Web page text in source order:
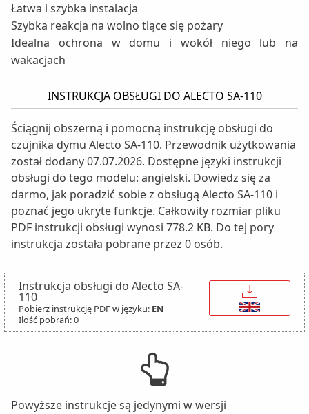
Łatwa i szybka instalacja
Szybka reakcja na wolno tlące się pożary
Idealna ochrona w domu i wokół niego lub na
wakacjach
INSTRUKCJA OBSŁUGI DO ALECTO SA-110
Ściągnij obszerną i pomocną instrukcję obsługi do
czujnika dymu Alecto SA-110. Przewodnik użytkowania
został dodany 07.07.2026. Dostępne języki instrukcji
obsługi do tego modelu: angielski. Dowiedz się za
darmo, jak poradzić sobie z obsługą Alecto SA-110 i
poznać jego ukryte funkcje. Całkowity rozmiar pliku
PDF instrukcji obsługi wynosi 778.2 KB. Do tej pory
instrukcja została pobrane przez 0 osób.
Instrukcja obsługi do Alecto SA-
110
Pobierz instrukcję PDF w języku: EN
Ilość pobrań: 0
↓
Powyższe instrukcje są jedynymi w wersji